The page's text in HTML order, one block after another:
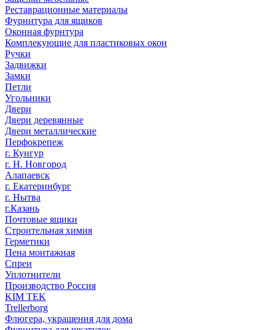
Реставрационные материалы
Фурнитура для ящиков
Оконная фурнтура
Комплекующие для пластиковых окон
Ручки
Задвижки
Замки
Петли
Угольники
Двери
Двери деревянные
Двери металлические
Перфокрепеж
г. Кунгур
г. Н. Новгород
Алапаевск
г. Екатеринбург
г. Нытва
г.Казань
Почтовые ящики
Строительная химия
Герметики
Пена монтажная
Спреи
Уплотнители
Производство Россия
KIM TEK
Trellerborg
Флюгера, украшения для дома